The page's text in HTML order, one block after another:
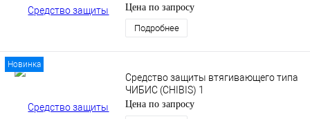
Цена по запросу
Подробнее
Новинка
Средство защиты втягивающего типа
ЧИБИС (CHIBIS) 1
Цена по запросу